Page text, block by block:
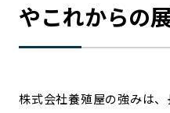
やこれからの
株式会社養殖屋の強みは